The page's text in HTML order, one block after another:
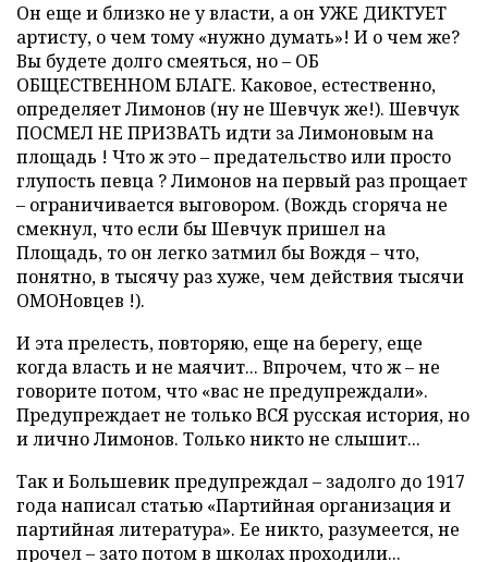
Он еще и близко не у власти, а он УЖЕ ДИКТУЕТ
артисту, о чем тому «нужно думать»! И о чем же?
Вы будете долго смеяться, но – ОБ
ОБЩЕСТВЕННОМ БЛАГЕ. Каковое, естественно,
определяет Лимонов (ну не Шевчук же!). Шевчук
ПОСМЕЛ НЕ ПРИЗВАТЬ идти за Лимоновым на
площадь ! Что ж это – предательство или просто
глупость певца ? Лимонов на первый раз прощает
– ограничивается выговором. (Вождь сгоряча не
смекнул, что если бы Шевчук пришел на
Площадь, то он легко затмил бы Вождя – что,
понятно, в тысячу раз хуже, чем действия тысячи
ОМОНовцев !).
И эта прелесть, повторяю, еще на берегу, еще
когда власть и не маячит... Впрочем, что ж – не
говорите потом, что «вас не предупреждали».
Предупреждает не только ВСЯ русская история, но
и лично Лимонов. Только никто не слышит...
Так и Большевик предупреждал – задолго до 1917
года написал статью «Партийная организация и
партийная литература». Ее никто, разумеется, не
прочел – зато потом в школах проходили...